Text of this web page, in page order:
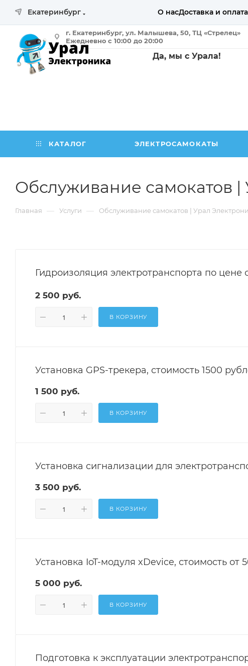
Екатеринбург О насДоставка и оплата
г. Екатеринбург, ул. Малышева, 50, ТЦ «Стрелец»
Ежедневно с 10:00 до 20:00
Да, мы с Урала!
КАТАЛОГ ЭЛЕКТРОСАМОКАТЫ
Обслуживание самокатов |
Главная — Услуги — Обслуживание самокатов | Урал
Гидроизоляция электротранспорта по цене
2 500 руб.
В КОРЗИНУ
Установка GPS-трекера, стоимость 1500
1 500 руб.
В КОРЗИНУ
Установка сигнализации для
3 500 руб.
В КОРЗИНУ
Установка IoT-модуля xDevice, стоимость от
5 000 руб.
В КОРЗИНУ
Подготовка к эксплуатации